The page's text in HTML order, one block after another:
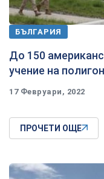
БЪЛГАРИЯ
До 150
учение на
17 Февруари, 2022
ПРОЧЕТИ ОЩЕ